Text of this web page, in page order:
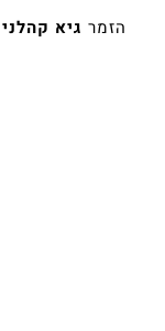
הזמר גיא קהלני